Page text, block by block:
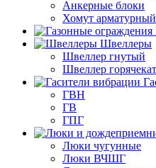
Анкерные блоки
Хомут арматурный
Швеллеры
Швеллер гнутый
Швеллер
ГВН
ГВ
ГПГ
Люки чугунные
Люки ВЧШГ